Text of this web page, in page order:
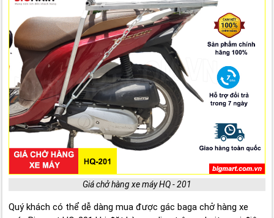
Giá chở hàng xe máy HQ - 201
Quý khách có thể dễ dàng mua được gác baga chở hàng xe